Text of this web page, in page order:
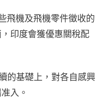
飛機及飛機零件徵收的
印度會獲優惠關稅配
的基礎上，對各自感興
入。